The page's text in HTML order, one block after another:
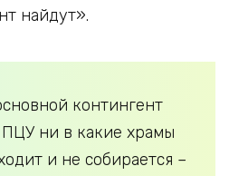
найдут».
контингент
ни в какие храмы
и не собирается –